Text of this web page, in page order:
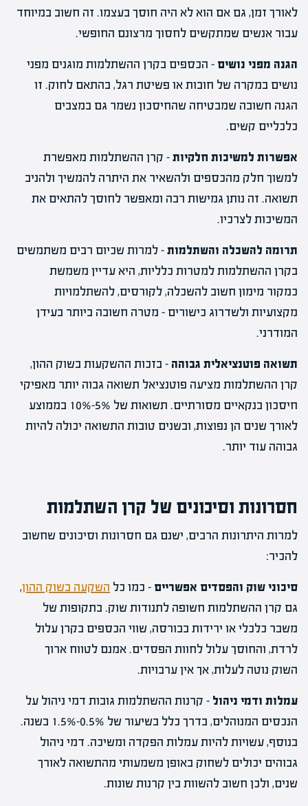
לאורך זמן, גם אם הוא לא היה חוסך בעצמו. זה חשוב במיוחד
עבור אנשים שמתקשים לחסוך מרצונם החופשי.
הגנה מפני נושים – הכספים בקרן ההשתלמות מוגנים מפני
נושים במקרה של חובות או פשיטת רגל, בהתאם לחוק. זו
הגנה חשובה שמבטיחה שהחיסכון נשמר גם במצבים
כלכליים קשים.
אפשרות למשיכות חלקיות– קרן ההשתלמות מאפשרת
למשוך חלק מהכספים ולהשאיר את היתרה להמשיך ולהניב
תשואה. זה נותן גמישות רבה ומאפשר לחוסך להתאים את
המשיכות לצרכיו.
תרומה להשכלה והשתלמות– למרות שכיום רבים משתמשים
בקרן ההשתלמות למטרות כלליות, היא עדיין משמשת
כמקור מימון חשוב להשכלה, לקורסים, להשתלמויות
מקצועיות ולשדרוג כישורים – מטרה חשובה ביותר בעידן
המודרני.
תשואה פוטנציאלית גבוהה – בזכות ההשקעות בשוק ההון,
קרן ההשתלמות מציעה פוטנציאל תשואה גבוה יותר מאפיקי
חיסכון בנקאיים מסורתיים. תשואות של 5%-10% בממוצע
לאורך שנים הן נפוצות, ובשנים טובות התשואה יכולה להיות
גבוהה עוד יותר.
חסרונות וסיכונים של קרן השתלמות
למרות היתרונות הרבים, ישנם גם חסרונות וסיכונים שחשוב
להכיר:
סיכוני שוק והפסדים אפשריים – כמו כל השקעה בשוק ההון,
גם קרן ההשתלמות חשופה לתנודות שוק. בתקופות של
משבר כלכלי או ירידות בבורסה, שווי הכספים בקרן עלול
לרדת, והחוסך עלול לחוות הפסדים. אמנם לטווח ארוך
השוק נוטה לעלות, אך אין ערבויות.
עמלות ודמי ניהול – קרנות ההשתלמות גובות דמי ניהול על
הנכסים המנוהלים, בדרך כלל בשיעור של 0.5%-1.5% בשנה.
בנוסף, עשויות להיות עמלות הפקדה ומשיכה. דמי ניהול
גבוהים יכולים לשחוק באופן משמעותי מהתשואה לאורך
שנים, ולכן חשוב להשוות בין קרנות שונות.